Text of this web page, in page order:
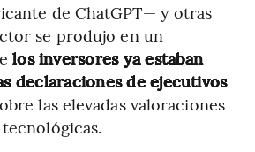
de ChatGPT— y otras
se produjo en un
los inversores ya estaban
declaraciones de ejecutivos
las elevadas valoraciones